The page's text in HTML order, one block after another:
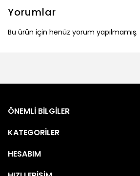
Yorumlar
Bu ürün için henüz yorum yapılmamış.
ÖNEMLİ BİLGİLER
KATEGORİLER
HESABIM